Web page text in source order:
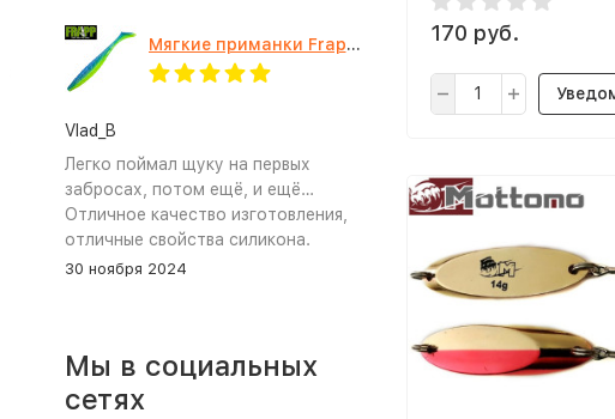
170 руб.
Мягкие приманки Frapp Geko 4.5" #PAL03
Vlad_B
Легко поймал щуку на первых
забросах, потом ещё, и ещё…
Отличное качество изготовления,
отличные свойства силикона.
30 ноября 2024
Мы в социальных
сетях